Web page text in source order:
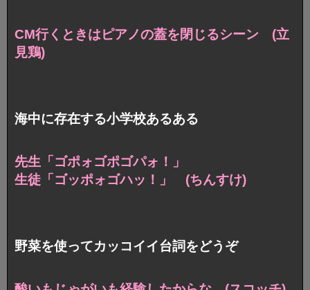
CM行くときはピアノの蓋を閉じるシーン (立
見鶏)
海中に存在する小学校あるある
先生「ゴポォゴポゴパォ！」
生徒「ゴッポォゴハッ！」 (ちんすけ)
野菜を使ってカッコイイ台詞をどうぞ